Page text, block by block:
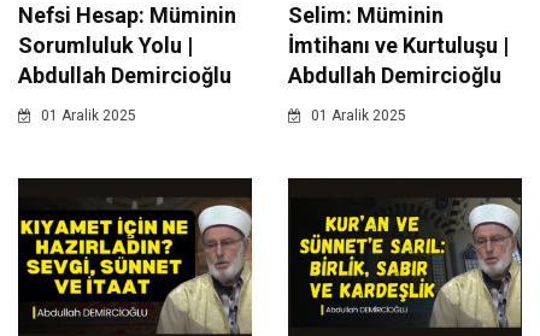
Nefsi Hesap: Müminin
Sorumluluk Yolu |
Abdullah Demircioğlu
01 Aralik 2025
Selim: Müminin
İmtihanı ve Kurtuluşu |
Abdullah Demircioğlu
01 Aralik 2025